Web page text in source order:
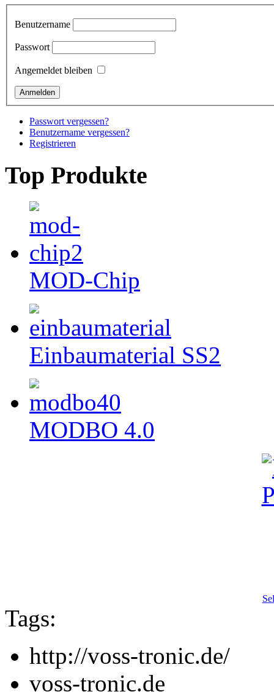
Benutzername
Passwort
Angemeldet bleiben
Passwort vergessen?
Benutzername vergessen?
Registrieren
Top Produkte
MOD-Chip
Einbaumaterial SS2
MODBO 4.0
Tags:
http://voss-tronic.de/
voss-tronic.de